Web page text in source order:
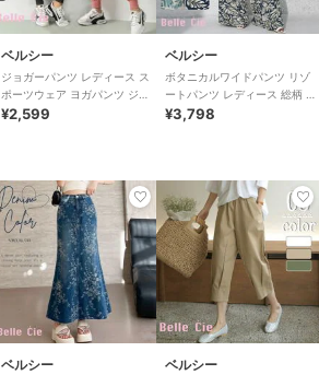
ベルシー
ジョガーパンツ レディース ス
ポーツウェア ヨガパンツ ジム
ウェア ナイロンパンツ 大きい
¥2,599
ベルシー
ボタニカルワイドパンツ リゾ
ートパンツ レディース 総柄 リ
ーフ柄 6色 大きいサイズ
¥3,798
ベルシー ベルシー